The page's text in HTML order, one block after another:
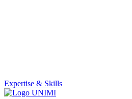
Expertise & Skills